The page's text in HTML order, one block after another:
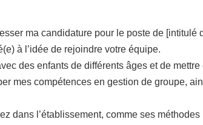
ma candidature pour le poste de [intitulé
à l’idée de rejoindre votre équipe.
des enfants de différents âges et de
mes compétences en gestion de groupe,
dans l’établissement, comme ses